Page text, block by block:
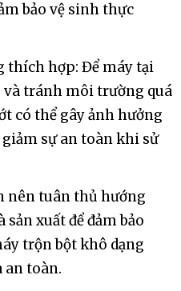
bảo vệ sinh thực
hợp: Để máy tại
tránh môi trường quá
có thể gây ảnh hưởng
sự an toàn khi sử
nên tuân thủ hướng
xuất để đảm bảo
trộn bột khô dạng
an toàn.